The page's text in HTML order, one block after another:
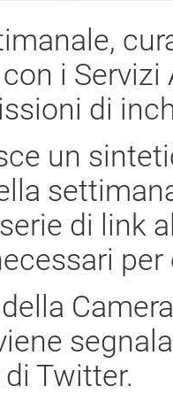
i
di
un
di link
di Twitter.